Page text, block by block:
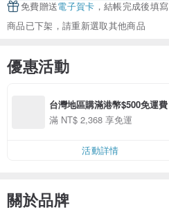
免費贈送電子賀卡 ，結帳完成後填寫
商品已下架，請重新選取其他商品
優惠活動
台灣地區購滿港幣$500免運費
滿 NT$ 2,368 享免運
活動詳情
關於品牌